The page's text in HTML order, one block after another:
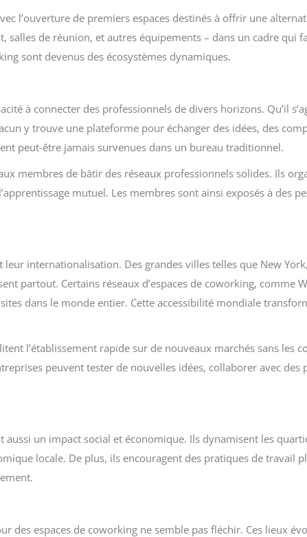
l’ouverture de premiers espaces destinés à offrir une
de réunion, et autres équipements – dans un cadre qui
sont devenus des écosystèmes dynamiques.
à connecter des professionnels de divers horizons. Qu’il
y trouve une plateforme pour échanger des idées, des
peut-être jamais survenues dans un bureau traditionnel.
membres de bâtir des réseaux professionnels solides. Ils
mutuel. Les membres sont ainsi exposés à des
leur internationalisation. Des grandes villes telles que New
partout. Certains réseaux d’espaces de coworking, comme
dans le monde entier. Cette accessibilité mondiale
l’établissement rapide sur de nouveaux marchés sans les
peuvent tester de nouvelles idées, collaborer avec
aussi un impact social et économique. Ils dynamisent les
locale. De plus, ils encouragent des pratiques de travail
des espaces de coworking ne semble pas fléchir. Ces lieux